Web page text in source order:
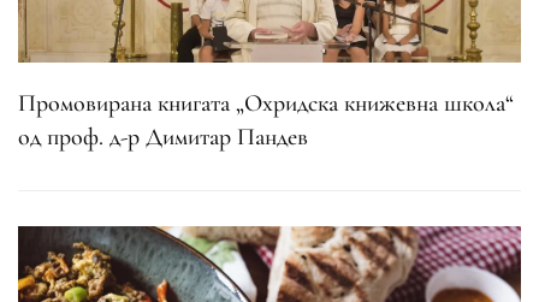
Промовирана книгата „Охридска книжевна школа“
од проф. д-р Димитар Пандев